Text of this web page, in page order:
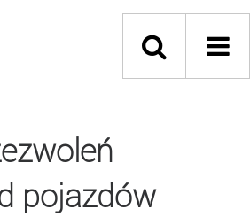
pojazdów